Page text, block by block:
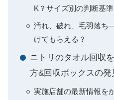
K？サイズ別の判断基準
汚れ、破れ、毛羽落ち
けてもらえる？
ニトリのタオル回収
方&回収ボックスの発
実施店舗の最新情報を